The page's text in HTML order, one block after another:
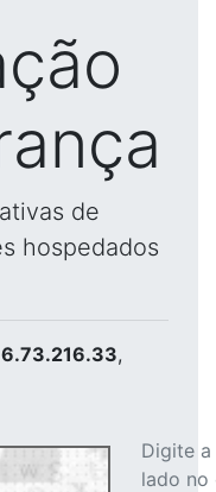
de
hospedados
,
Digite
lado no